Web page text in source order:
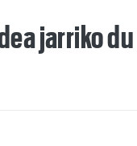
jarriko